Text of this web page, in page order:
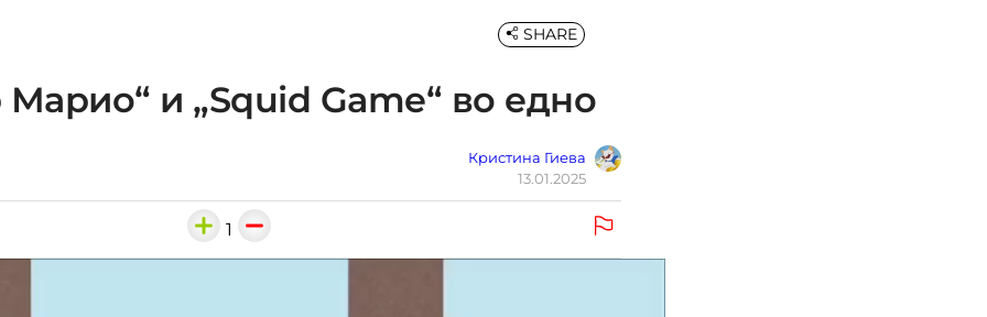
Марио“ и „Squid Game“ во едно
Кристина Гиева
13.01.2025
SHARE
1